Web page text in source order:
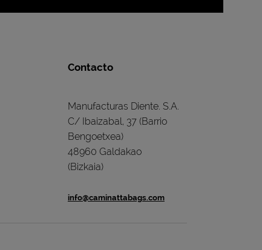
Contacto
Manufacturas Diente. S.A.
C/ Ibaizabal, 37 (Barrio
Bengoetxea)
48960 Galdakao
(Bizkaia)
info@caminattabags.com